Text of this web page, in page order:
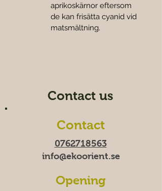
aprikoskärnor eftersom
de kan frisätta cyanid vid
matsmältning.
Contact us
Contact
0762718563
info@ekoorient.se
Opening